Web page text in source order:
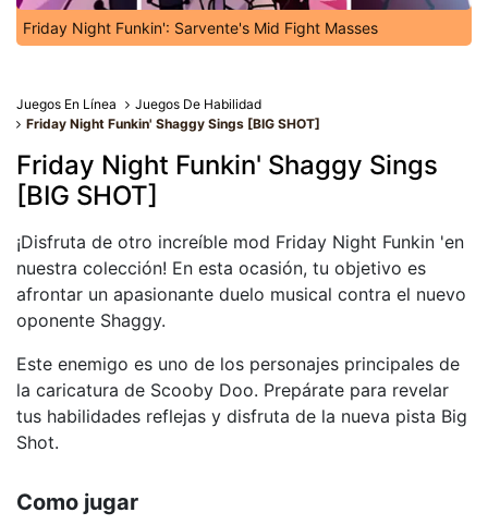
Friday Night Funkin': Sarvente's Mid Fight Masses
Juegos En Línea
Juegos De Habilidad
Friday Night Funkin' Shaggy Sings [BIG SHOT]
Friday Night Funkin' Shaggy Sings
[BIG SHOT]
¡Disfruta de otro increíble mod Friday Night Funkin 'en
nuestra colección! En esta ocasión, tu objetivo es
afrontar un apasionante duelo musical contra el nuevo
oponente Shaggy.
Este enemigo es uno de los personajes principales de
la caricatura de Scooby Doo. Prepárate para revelar
tus habilidades reflejas y disfruta de la nueva pista Big
Shot.
Como jugar